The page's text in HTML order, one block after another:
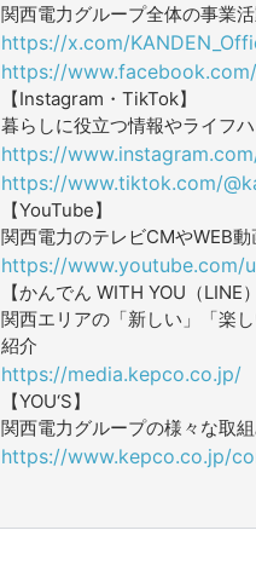
関西電力グループ全体の事業
https://x.com/
https://
【Instagram・TikTok】
暮らしに役立つ情報やライフ
https://
https://www.tiktok.com/
【YouTube】
関西電力のテレビCMやWEB
https://www.youtube.com/
【かんでん WITH YOU（LINE）
関西エリアの「新しい」「楽
紹介
https://media.kepco.co.jp/
【YOU‘S】
関西電力グループの様々な取
https://www.kepco.co.jp/